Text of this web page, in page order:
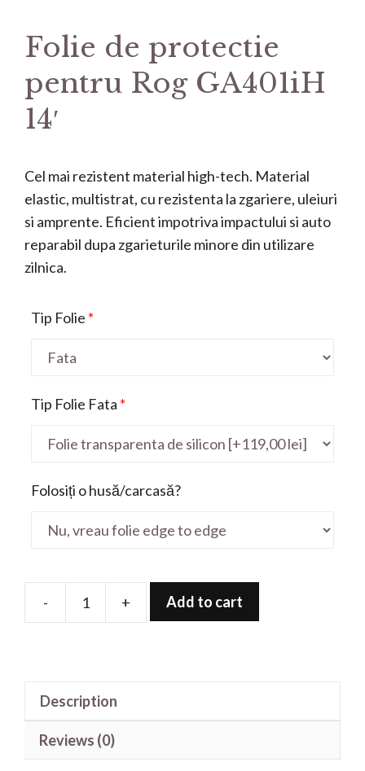
Folie de protectie
pentru Rog GA401iH
14′
Cel mai rezistent material high-tech. Material
elastic, multistrat, cu rezistenta la zgariere, uleiuri
si amprente. Eficient impotriva impactului si auto
reparabil dupa zgarieturile minore din utilizare
zilnica.
Tip Folie *
Tip Folie Fata *
Folosiți o husă/carcasă?
-
Folie
+ Add to cart
Description
Reviews (0)